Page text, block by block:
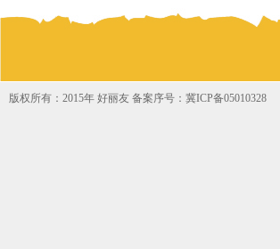
版权所有：2015年 好丽友 备案序号：冀ICP备05010328